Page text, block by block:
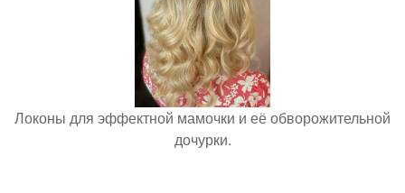
Локоны для эффектной мамочки и её обворожительной
дочурки.